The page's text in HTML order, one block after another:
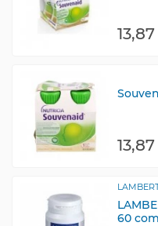
60